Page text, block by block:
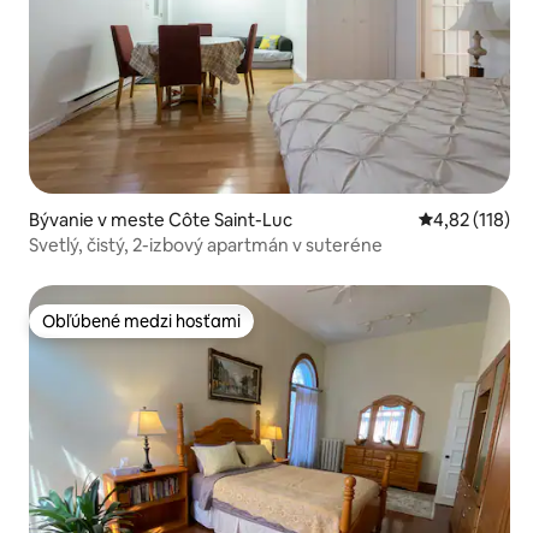
Bývanie v meste Côte Saint-Luc Priemerné
4,82 (118)
Svetlý, čistý, 2-izbový apartmán v suteréne
Obľúbené medzi hosťami
Obľúbené medzi hosťami